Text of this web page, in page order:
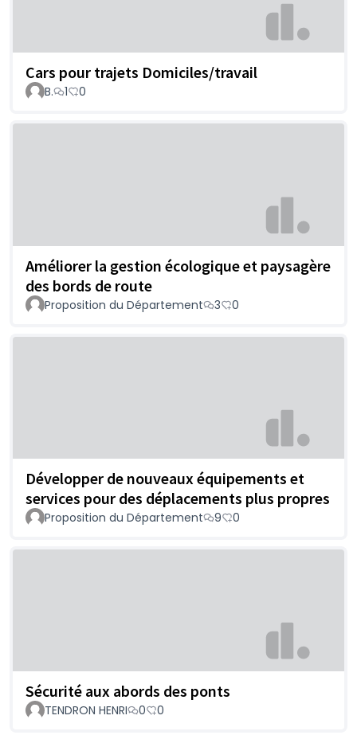
Cars pour trajets Domiciles/travail
B. 1 0
Améliorer la gestion écologique et paysagère
des bords de route
Proposition du Département 3 0
Développer de nouveaux équipements et
services pour des déplacements plus propres
Proposition du Département 9 0
Sécurité aux abords des ponts
TENDRON HENRI 0 0